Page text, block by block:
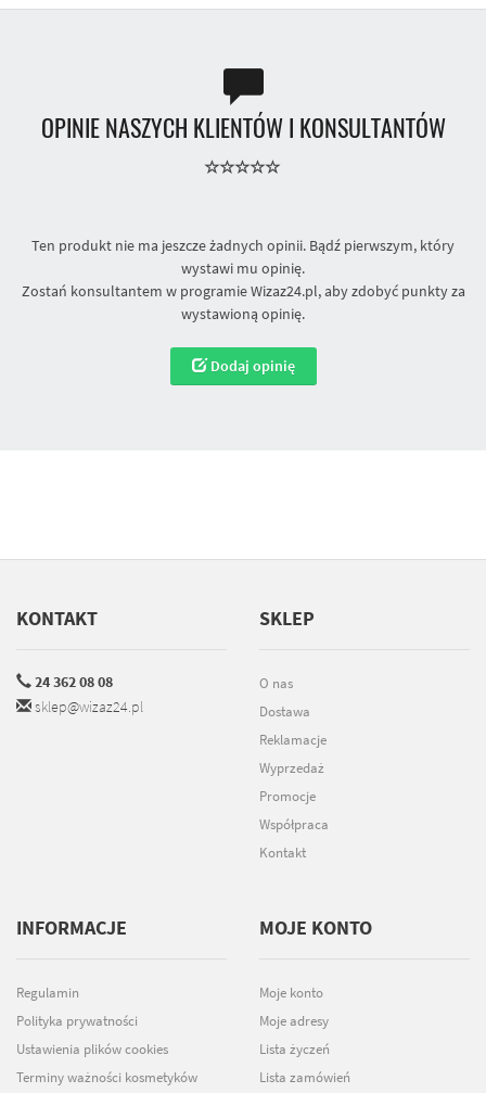
OPINIE NASZYCH KLIENTÓW I KONSULTANTÓW
Ten produkt nie ma jeszcze żadnych opinii. Bądź pierwszym, który
wystawi mu opinię.
Zostań konsultantem w programie Wizaz24.pl, aby zdobyć punkty za
wystawioną opinię.
Dodaj opinię
KONTAKT
24 362 08 08
sklep@wizaz24.pl
SKLEP
O nas
Dostawa
Reklamacje
Wyprzedaż
Promocje
Współpraca
Kontakt
INFORMACJE
Regulamin
Polityka prywatności
Ustawienia plików cookies
Terminy ważności kosmetyków
MOJE KONTO
Moje konto
Moje adresy
Lista życzeń
Lista zamówień